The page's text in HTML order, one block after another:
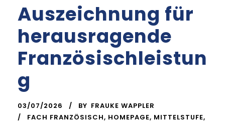
Auszeichnung für
herausragende
Französischleistun
g
03/07/2026 BY FRAUKE WAPPLER
FACH FRANZÖSISCH, HOMEPAGE, MITTELSTUFE,